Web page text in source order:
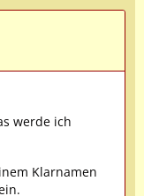
werde ich
Klarnamen